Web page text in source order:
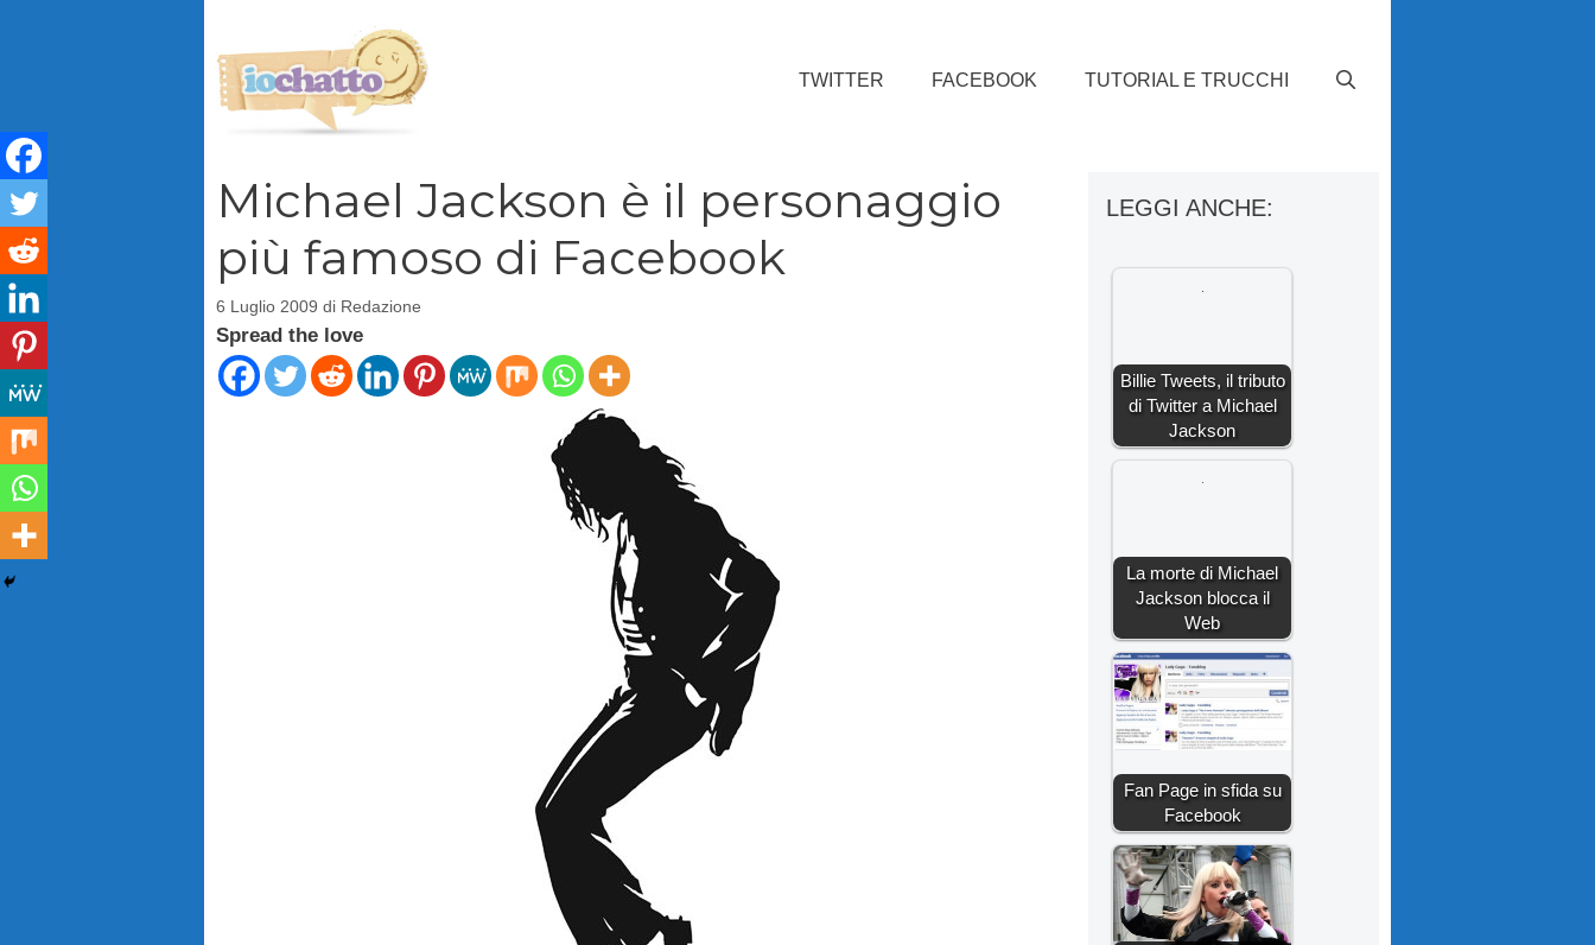
TWITTER FACEBOOK TUTORIAL E TRUCCHI
Michael Jackson è il personaggio
più famoso di Facebook
6 Luglio 2009 di Redazione
Spread the love
LEGGI ANCHE:
Billie Tweets, il tributo
di Twitter a Michael
Jackson
La morte di Michael
Jackson blocca il
Web
Fan Page in sfida su
Facebook